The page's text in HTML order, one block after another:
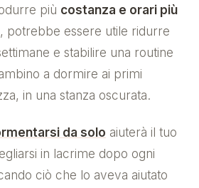
più costanza e orari più
potrebbe essere utile ridurre
e stabilire una routine
a dormire ai primi
in una stanza oscurata.
da solo aiuterà il tuo
in lacrime dopo ogni
ciò che lo aveva aiutato